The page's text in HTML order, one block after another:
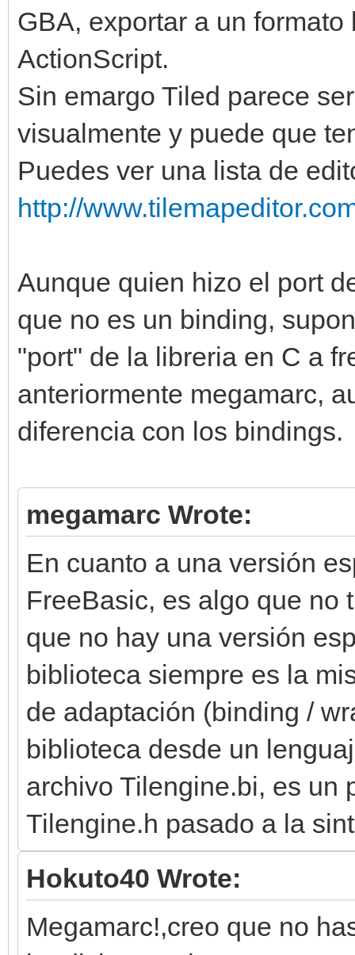
GBA, exportar a un
ActionScript.
Sin emargo Tiled parece
visualmente y puede que
Puedes ver una lista de
http://
Aunque quien hizo el port
que no es un binding,
"port" de la libreria en C a
anteriormente megamarc,
diferencia con los bindings.
megamarc Wrote:
En cuanto a una versión
FreeBasic, es algo que no
que no hay una versión
biblioteca siempre es la
de adaptación (binding /
biblioteca desde un
archivo Tilengine.bi, es un
Tilengine.h pasado a la
Hokuto40 Wrote:
Megamarc!,creo que no